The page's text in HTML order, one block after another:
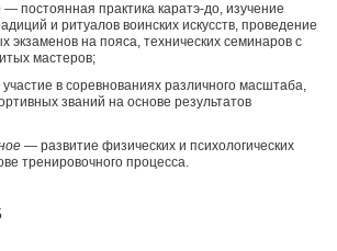
— постоянная практика каратэ-до, изучение
и ритуалов воинских искусств, проведение
экзаменов на пояса, технических семинаров с
мастеров;
в соревнованиях различного масштаба,
званий на основе результатов
— развитие физических и психологических
тренировочного процесса.